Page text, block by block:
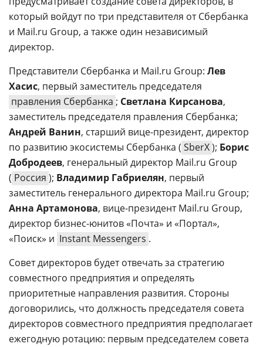
который войдут по три представителя от Сбербанка
и Mail.ru Group, а также один независимый
директор.
Представители Сбербанка и Mail.ru Group: Лев
Хасис, первый заместитель председателя
правления Сбербанка ; Светлана Кирсанова,
заместитель председателя правления Сбербанка;
Андрей Ванин, старший вице-президент, директор
по развитию экосистемы Сбербанка ( SberX); Борис
Добродеев, генеральный директор Mail.ru Group
( Россия ); Владимир Габриелян, первый
заместитель генерального директора Mail.ru Group;
Анна Артамонова, вице-президент Mail.ru Group,
директор бизнес-юнитов «Почта» и «Портал»,
«Поиск» и Instant Messengers .
Совет директоров будет отвечать за стратегию
совместного предприятия и определять
приоритетные направления развития. Стороны
договорились, что должность председателя совета
директоров совместного предприятия предполагает
ежегодную ротацию: первым председателем совета